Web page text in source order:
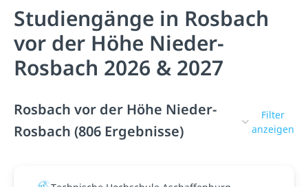
Studiengänge in Rosbach
vor der Höhe Nieder-
Rosbach 2026 & 2027
Rosbach vor der Höhe Nieder-
Rosbach (806 Ergebnisse)
Filter
anzeigen